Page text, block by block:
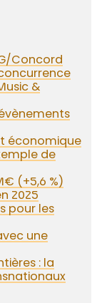
Concord
&
économique
de
(+5,6 %)
2025
pour les
une
: la